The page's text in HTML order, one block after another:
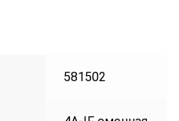
581502